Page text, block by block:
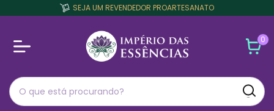
SEJA UM REVENDEDOR PROARTESANATO
0